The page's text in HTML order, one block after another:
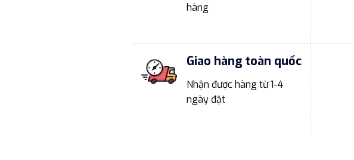
hàng
Giao hàng toàn quốc
Nhận được hàng từ 1-4
ngày đặt